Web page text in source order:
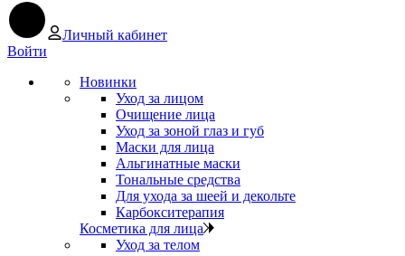
Личный кабинет
Войти
Новинки
Уход за лицом
Очищение лица
Уход за зоной глаз и губ
Маски для лица
Альгинатные маски
Тональные средства
Для ухода за шеей и декольте
Карбокситерапия
Косметика для лица
Уход за телом